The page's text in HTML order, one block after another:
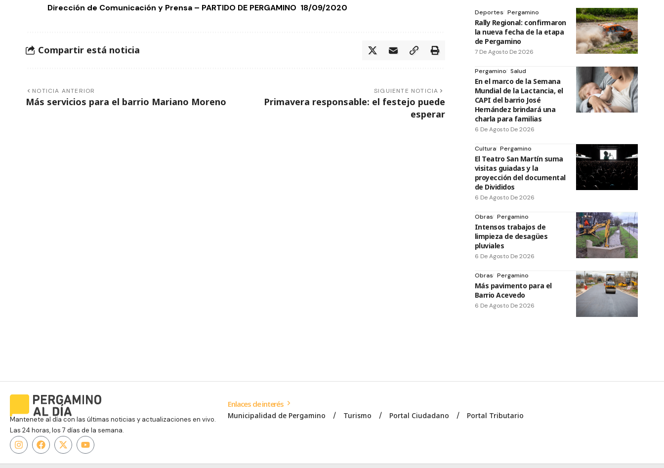
Dirección de Comunicación y Prensa – PARTIDO DE PERGAMINO 18/09/2020
Compartir está noticia
NOTICIA ANTERIOR
Más servicios para el barrio Mariano Moreno
SIGUIENTE NOTICIA
Primavera responsable: el festejo puede
esperar
Deportes Pergamino
Rally Regional: confirmaron
la nueva fecha de la etapa
de Pergamino
7 De Agosto De 2026
Pergamino Salud
En el marco de la Semana
Mundial de la Lactancia, el
CAPI del barrio José
Hernández brindará una
charla para familias
6 De Agosto De 2026
Cultura Pergamino
El Teatro San Martín suma
visitas guiadas y la
proyección del documental
de Divididos
6 De Agosto De 2026
Obras Pergamino
Intensos trabajos de
limpieza de desagües
pluviales
6 De Agosto De 2026
Obras Pergamino
Más pavimento para el
Barrio Acevedo
6 De Agosto De 2026
Mantenete al día con las últimas noticias y actualizaciones en vivo.
Las 24 horas, los 7 días de la semana.
Enlaces de interés
Municipalidad de Pergamino Turismo Portal Ciudadano Portal Tributario